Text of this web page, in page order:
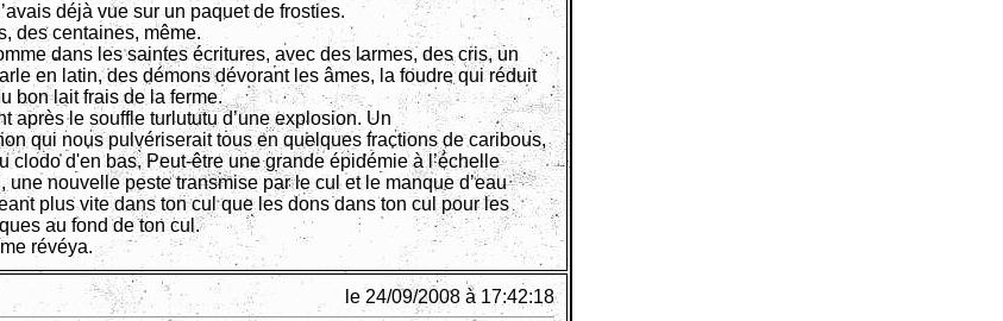
déjà vue sur un paquet de frosties.
des centaines, même.
dans les saintes écritures, avec des larmes, des cris, un
en latin, des démons dévorant les âmes, la foudre qui réduit
bon lait frais de la ferme.
après le souffle turlututu d’une explosion. Un
qui nous pulvériserait tous en quelques fractions de caribous,
clodo d'en bas. Peut-être une grande épidémie à l’échelle
une nouvelle peste transmise par le cul et le manque d’eau
plus vite dans ton cul que les dons dans ton cul pour les
au fond de ton cul.
révéya.
le 24/09/2008 à 17:42:18